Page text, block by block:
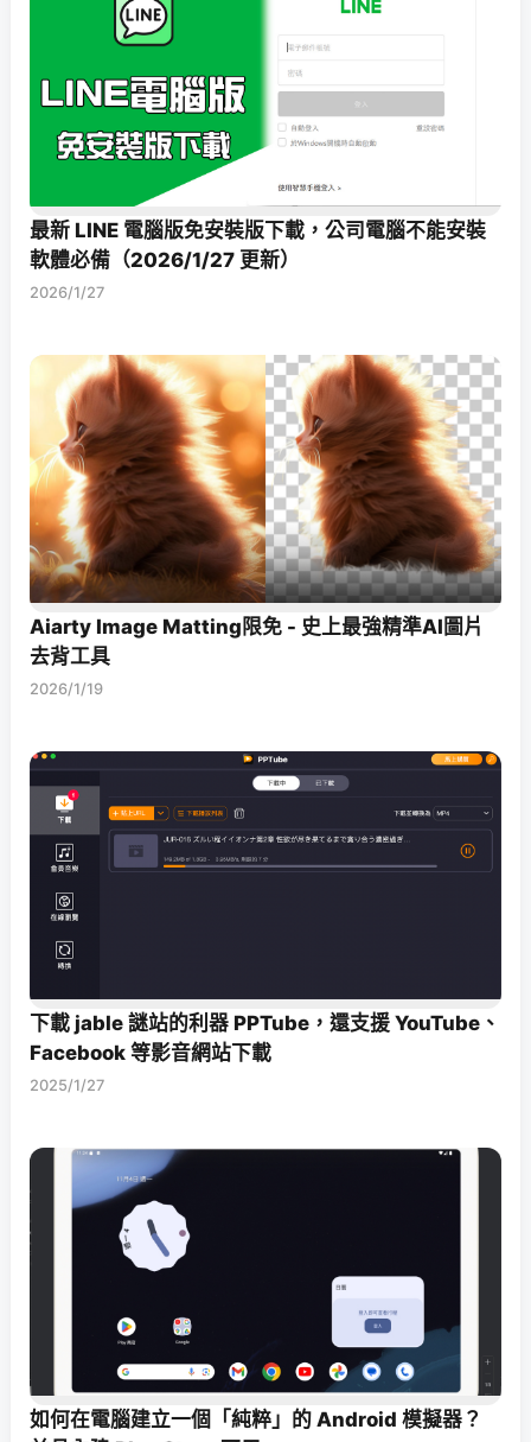
最新 LINE 電腦版免安裝版下載，公司電腦不能安裝
軟體必備（2026/1/27 更新）
2026/1/27
Aiarty Image Matting限免 - 史上最強精準AI圖片
去背工具
2026/1/19
下載 jable 謎站的利器 PPTube，還支援 YouTube、
Facebook 等影音網站下載
2025/1/27
如何在電腦建立一個「純粹」的 Android 模擬器？